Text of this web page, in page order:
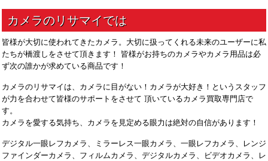
皆様が大切に使われてきたカメラ。大切に扱ってくれる未来のユーザーに私
たちが橋渡しをさせて頂きます！ 皆様がお持ちのカメラやカメラ用品は必
ず次の誰かが求めている商品です！
カメラのリサマイは、カメラに目がない！カメラが大好き！というスタッフ
が力を合わせて皆様のサポートをさせて 頂いているカメラ買取専門店で
す。
カメラを愛する気持ち、カメラを見定める眼力は絶対の自信があります！
デジタル一眼レフカメラ、ミラーレス一眼カメラ、一眼レフカメラ、レンジ
ファインダーカメラ、フィルムカメラ、デジタルカメラ、ビデオカメラ、レ